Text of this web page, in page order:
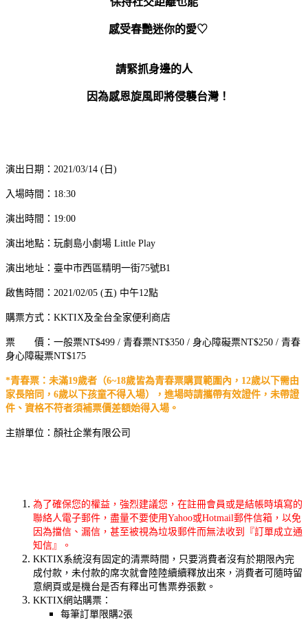
感受春艷迷你的愛♡
請緊抓身邊的人
因為感恩旋風即將侵襲台灣！
演出日期：2021/03/14 (日)
入場時間：18:30
演出時間：19:00
演出地點：玩劇島小劇場 Little Play
演出地址：臺中市西區精明一街75號B1
啟售時間：2021/02/05 (五) 中午12點
購票方式：KKTIX及全台全家便利商店
票 價：一般票NT$499 / 青春票NT$350 / 身心障礙票NT$250 / 青春
身心障礙票NT$175
*青春票：未滿19歲者（6~18歲皆為青春票購買範圍內，12歲以下需由
家長陪同，6歲以下孩童不得入場），進場時請攜帶有效證件，未帶證
件、資格不符者須補票價差額始得入場。
主辦單位：顏社企業有限公司
為了確保您的權益，強烈建議您，在註冊會員或是結帳時填寫的
聯絡人電子郵件，盡量不要使用Yahoo或Hotmail郵件信箱，以免
因為擋信、漏信，甚至被視為垃圾郵件而無法收到『訂單成立通
知信』。
KKTIX系統沒有固定的清票時間，只要消費者沒有於期限內完
成付款，未付款的席次就會陸陸續續釋放出來，消費者可隨時留
意網頁或是機台是否有釋出可售票券張數。
KKTIX網站購票：
每筆訂單限購2張